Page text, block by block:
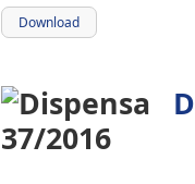
Download